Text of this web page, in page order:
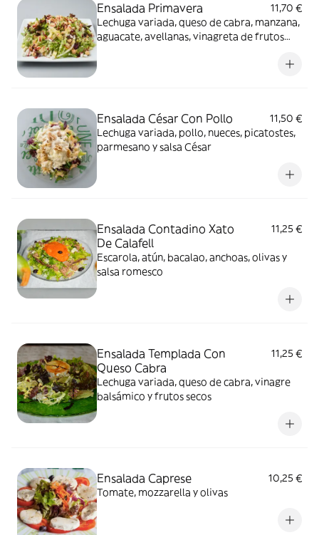
Ensalada Primavera
11,70 €
Lechuga variada, queso de cabra, manzana,
aguacate, avellanas, vinagreta de frutos
Ensalada César Con Pollo
11,50 €
Lechuga variada, pollo, nueces, picatostes,
parmesano y salsa César
Ensalada Contadino Xato
De Calafell
11,25 €
Escarola, atún, bacalao, anchoas, olivas y
salsa romesco
Ensalada Templada Con
Queso Cabra
11,25 €
Lechuga variada, queso de cabra, vinagre
balsámico y frutos secos
Ensalada Caprese
10,25 €
Tomate, mozzarella y olivas